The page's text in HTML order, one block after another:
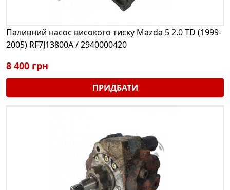
Паливний насос високого тиску Mazda 5 2.0 TD (1999-
2005) RF7J13800A / 2940000420
8 400 грн
ПРИДБАТИ